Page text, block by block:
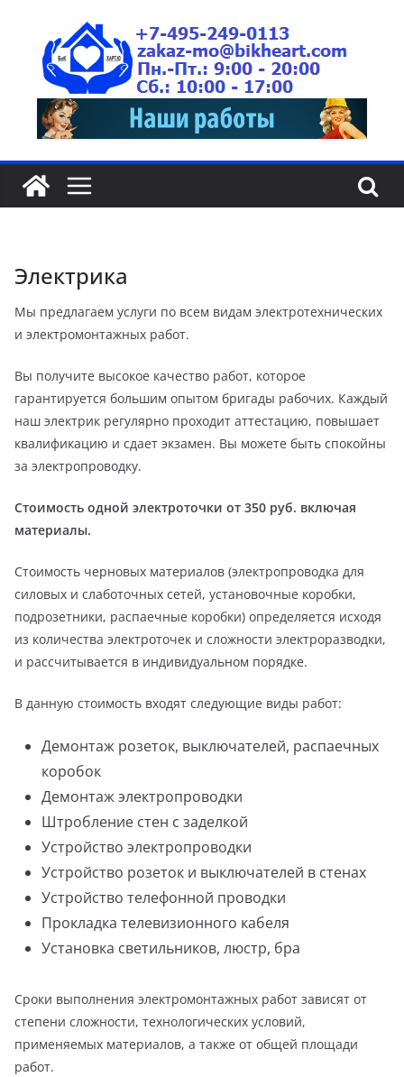
Электрика
Мы предлагаем услуги по всем видам электротехнических
и электромонтажных работ.
Вы получите высокое качество работ, которое
гарантируется большим опытом бригады рабочих. Каждый
наш электрик регулярно проходит аттестацию, повышает
квалификацию и сдает экзамен. Вы можете быть спокойны
за электропроводку.
Стоимость одной электроточки от 350 руб. включая
материалы.
Стоимость черновых материалов (электропроводка для
силовых и слаботочных сетей, установочные коробки,
подрозетники, распаечные коробки) определяется исходя
из количества электроточек и сложности электроразводки,
и рассчитывается в индивидуальном порядке.
В данную стоимость входят следующие виды работ:
Демонтаж розеток, выключателей, распаечных
коробок
Демонтаж электропроводки
Штробление стен с заделкой
Устройство электропроводки
Устройство розеток и выключателей в стенах
Устройство телефонной проводки
Прокладка телевизионного кабеля
Установка светильников, люстр, бра
Сроки выполнения электромонтажных работ зависят от
степени сложности, технологических условий,
применяемых материалов, а также от общей площади
работ.